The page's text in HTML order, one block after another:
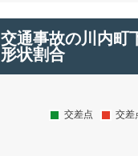
交通事故の川内町
形状割合